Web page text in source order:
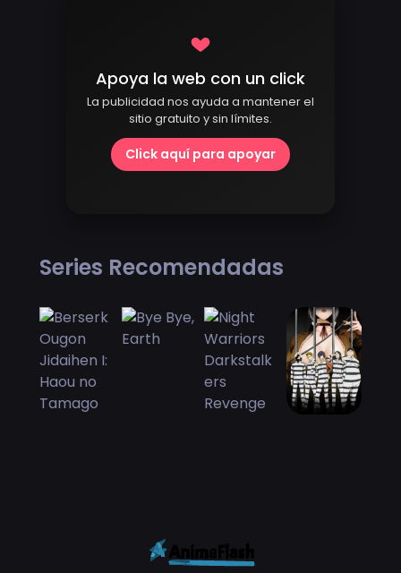
Apoya la web con un click
La publicidad nos ayuda a mantener el
sitio gratuito y sin límites.
Click aquí para apoyar
Series Recomendadas